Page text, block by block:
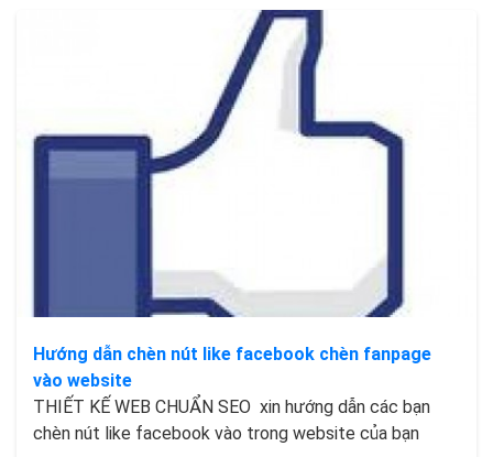
Hướng dẫn chèn nút like facebook chèn fanpage
vào website
THIẾT KẾ WEB CHUẨN SEO xin hướng dẫn các bạn
chèn nút like facebook vào trong website của bạn